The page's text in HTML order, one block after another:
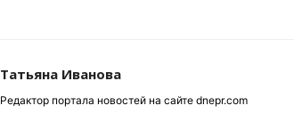
Татьяна Иванова
Редактор портала новостей на сайте dnepr.com